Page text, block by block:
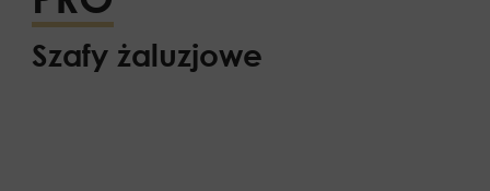
Szafy żaluzjowe